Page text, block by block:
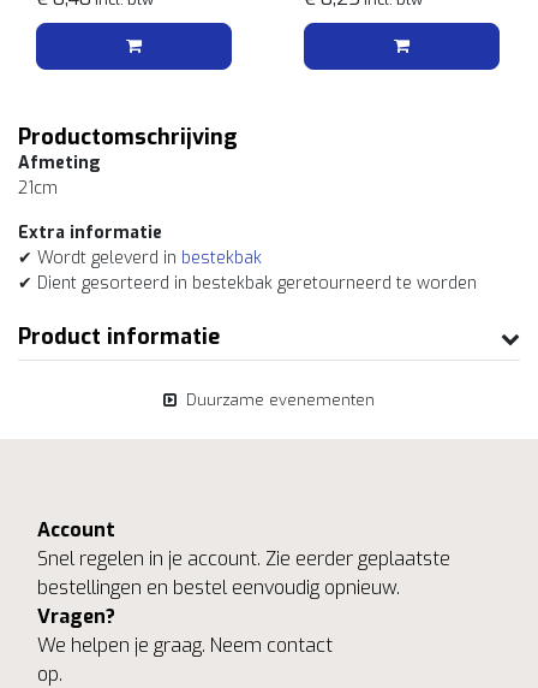
Productomschrijving
Afmeting
21cm
Extra informatie
✔ Wordt geleverd in bestekbak
✔ Dient gesorteerd in bestekbak geretourneerd te worden
Product informatie
Duurzame evenementen
Account
Snel regelen in je account. Zie eerder geplaatste
bestellingen en bestel eenvoudig opnieuw.
Vragen?
We helpen je graag. Neem contact
op.